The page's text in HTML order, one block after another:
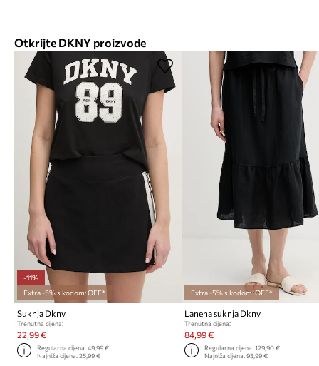
Otkrijte DKNY proizvode
-11%
Extra -5% s kodom: OFF*
Suknja Dkny
Trenutna cijena:
22,99 €
Regularna cijena:49,99 €
Najniža cijena:25,99 €
Extra -5% s kodom: OFF*
Lanena suknja Dkny
Trenutna cijena:
84,99 €
Regularna cijena: 129,90 €
Najniža cijena: 93,99 €